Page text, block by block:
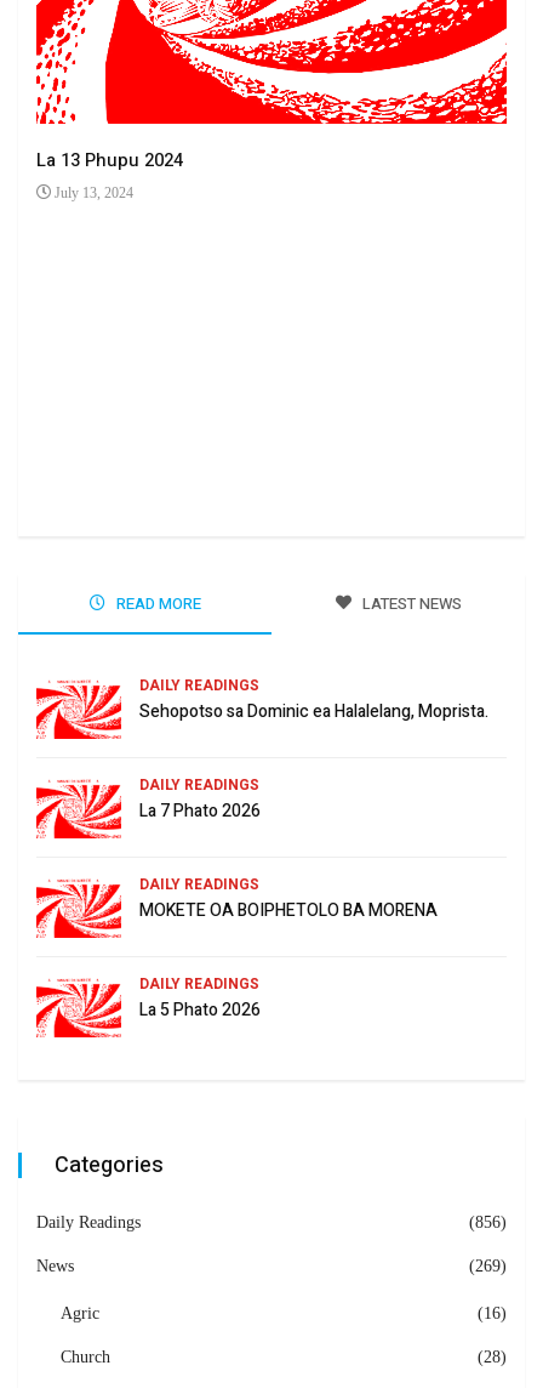
La 13 Phupu 2024
July 13, 2024
READ MORE LATEST NEWS
DAILY READINGS
Sehopotso sa Dominic ea Halalelang, Moprista.
DAILY READINGS
La 7 Phato 2026
DAILY READINGS
MOKETE OA BOIPHETOLO BA MORENA
DAILY READINGS
La 5 Phato 2026
Categories
Daily Readings (856)
News (269)
Agric (16)
Church (28)